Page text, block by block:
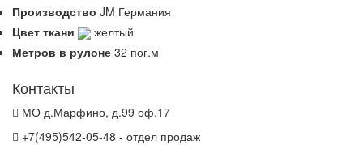
Производство JM Германия
Цвет ткани
желтый
Метров в рулоне 32 пог.м
Контакты
МО д.Марфино, д.99 оф.17
+7(495)542-05-48 - отдел продаж